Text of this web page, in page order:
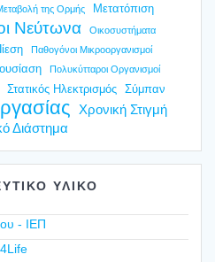
της Ορμής Μετατόπιση
Νεύτωνα
Οικοσυστήματα
Παθογόνοι Μικροοργανισμοί
Πολυκύτταροι Οργανισμοί
Στατικός Ηλεκτρισμός Σύμπαν
Χρονική Στιγμή
Διάστημα
ΥΛΙΚΟ
- ΙΕΠ